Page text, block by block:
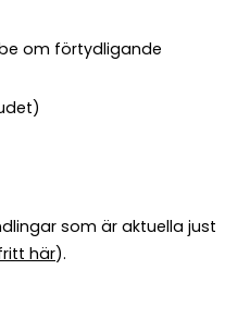
om förtydligande
som är aktuella just
här).